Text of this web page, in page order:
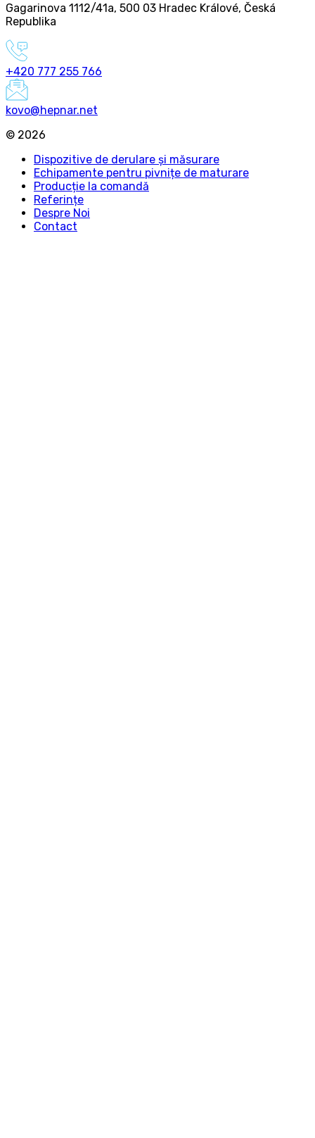
Gagarinova 1112/41a, 500 03 Hradec Králové, Česká
Republika
+420 777 255 766
kovo@hepnar.net
© 2026
Dispozitive de derulare și măsurare
Echipamente pentru pivnițe de maturare
Producție la comandă
Referințe
Despre Noi
Contact